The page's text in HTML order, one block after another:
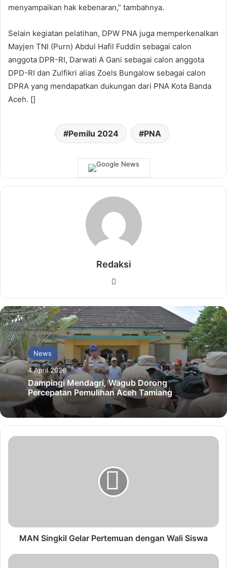
menyampaikan hak kebenaran,” tambahnya.
Selain kegiatan pelatihan, DPW PNA juga memperkenalkan
Mayjen TNI (Purn) Abdul Hafil Fuddin sebagai calon
anggota DPR-RI, Darwati A Gani sebagai calon anggota
DPD-RI dan Zulfikri alias Zoels Bungalow sebagai calon
DPRA yang mendapatkan dukungan dari PNA Kota Banda
Aceh. []
Pemilu 2024 PNA
Redaksi
News
4 April 2026
Dampingi Mendagri, Wagub Dorong
Percepatan Pemulihan Aceh Tamiang
MAN Singkil Gelar Pertemuan dengan Wali Siswa